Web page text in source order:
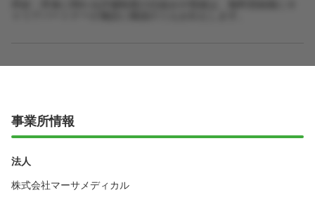
事業所情報
法人
株式会社マーサメディカル